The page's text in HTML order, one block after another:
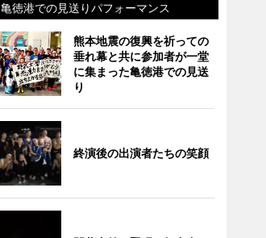
亀徳港での見送りパフォーマンス
熊本地震の復興を祈っての
垂れ幕と共に参加者が一堂
に集まった亀徳港での見送
り
終演後の出演者たちの笑顔